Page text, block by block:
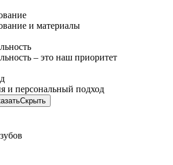
и материалы
– это наш приоритет
и персональный подход
Скрыть